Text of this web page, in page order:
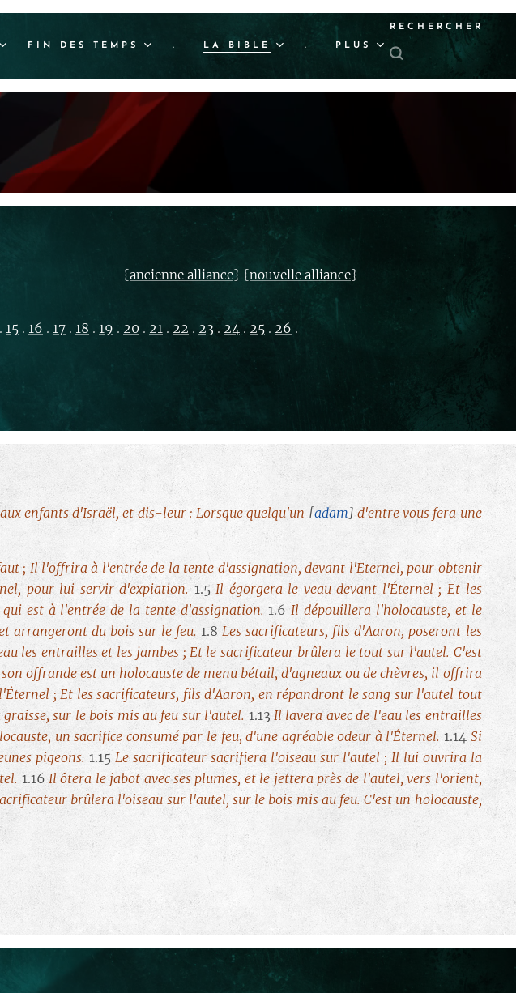
FIN DES TEMPS . LA BIBLE . PLUS
RECHERCHER
{ancienne alliance} {nouvelle alliance}
. 15 . 16 . 17 . 18 . 19 . 20 . 21 . 22 . 23 . 24 . 25 . 26 .
enfants d'Israël, et dis-leur : Lorsque quelqu'un [adam] d'entre vous fera une
; Il l'offrira à l'entrée de la tente d'assignation, devant l'Eternel, pour obtenir
pour lui servir d'expiation. 1.5Il égorgera le veau devant l'Éternel ; Et les
est à l'entrée de la tente d'assignation.1.6Il dépouillera l'holocauste, et le
arrangeront du bois sur le feu.1.8Les sacrificateurs, fils d'Aaron, poseront les
les entrailles et les jambes ; Et le sacrificateur brûlera le tout sur l'autel. C'est
offrande est un holocauste de menu bétail, d'agneaux ou de chèvres, il offrira
; Et les sacrificateurs, fils d'Aaron, en répandront le sang sur l'autel tout
sur le bois mis au feu sur l'autel. 1.13Il lavera avec de l'eau les entrailles
un sacrifice consumé par le feu, d'une agréable odeur à l'Éternel. 1.14 Si
pigeons. 1.15 Le sacrificateur sacrifiera l'oiseau sur l'autel ; Il lui ouvrira la
1.16 Il ôtera le jabot avec ses plumes, et le jettera près de l'autel, vers l'orient,
brûlera l'oiseau sur l'autel, sur le bois mis au feu. C'est un holocauste,